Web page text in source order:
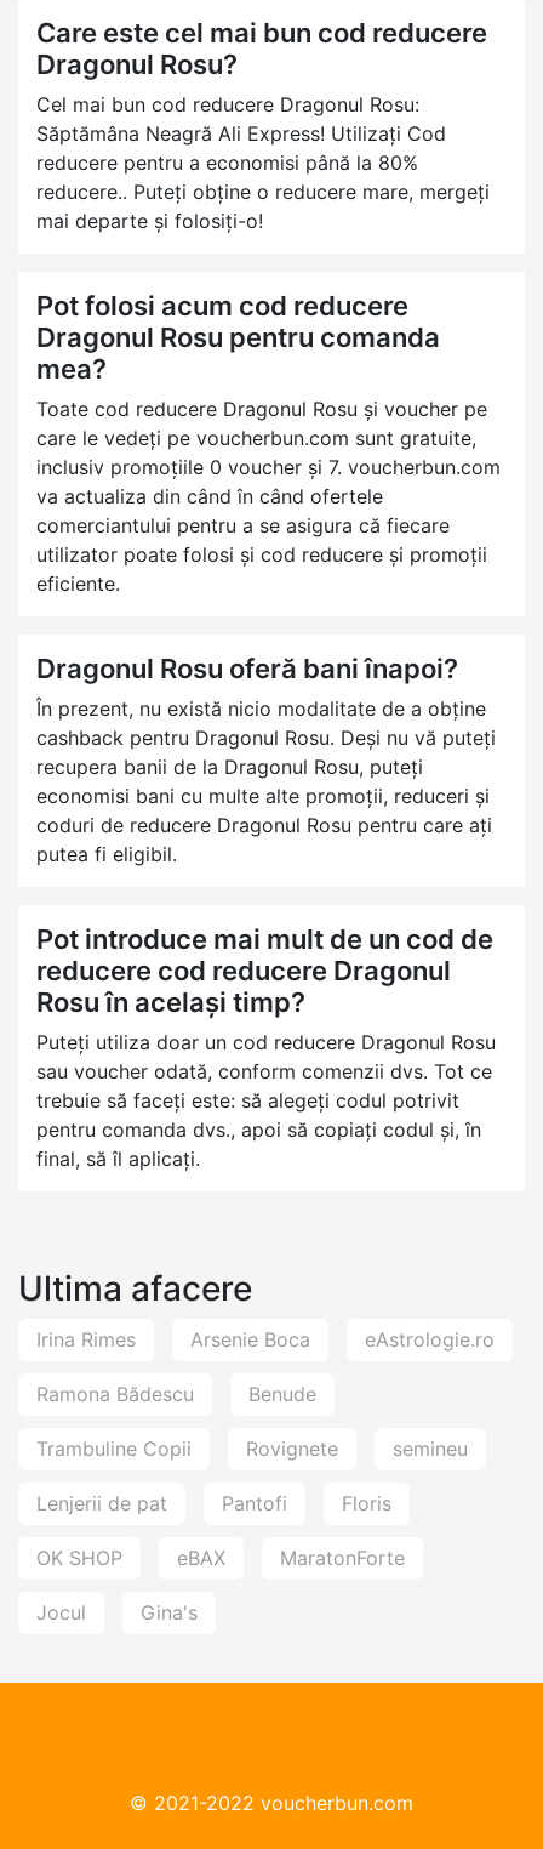
Care este cel mai bun cod reducere
Dragonul Rosu?
Cel mai bun cod reducere Dragonul Rosu:
Săptămâna Neagră Ali Express! Utilizați Cod
reducere pentru a economisi până la 80%
reducere.. Puteți obține o reducere mare, mergeți
mai departe și folosiți-o!
Pot folosi acum cod reducere
Dragonul Rosu pentru comanda
mea?
Toate cod reducere Dragonul Rosu și voucher pe
care le vedeți pe voucherbun.com sunt gratuite,
inclusiv promoțiile 0 voucher și 7. voucherbun.com
va actualiza din când în când ofertele
comerciantului pentru a se asigura că fiecare
utilizator poate folosi și cod reducere și promoții
eficiente.
Dragonul Rosu oferă bani înapoi?
În prezent, nu există nicio modalitate de a obține
cashback pentru Dragonul Rosu. Deși nu vă puteți
recupera banii de la Dragonul Rosu, puteți
economisi bani cu multe alte promoții, reduceri și
coduri de reducere Dragonul Rosu pentru care ați
putea fi eligibil.
Pot introduce mai mult de un cod de
reducere cod reducere Dragonul
Rosu în același timp?
Puteți utiliza doar un cod reducere Dragonul Rosu
sau voucher odată, conform comenzii dvs. Tot ce
trebuie să faceți este: să alegeți codul potrivit
pentru comanda dvs., apoi să copiați codul și, în
final, să îl aplicați.
Ultima afacere
Irina Rimes Arsenie Boca eAstrologie.ro
Ramona Bădescu Benude
Trambuline Copii Rovignete semineu
Lenjerii de pat Pantofi Floris
OK SHOP eBAX MaratonForte
Jocul Gina's
© 2021-2022 voucherbun.com